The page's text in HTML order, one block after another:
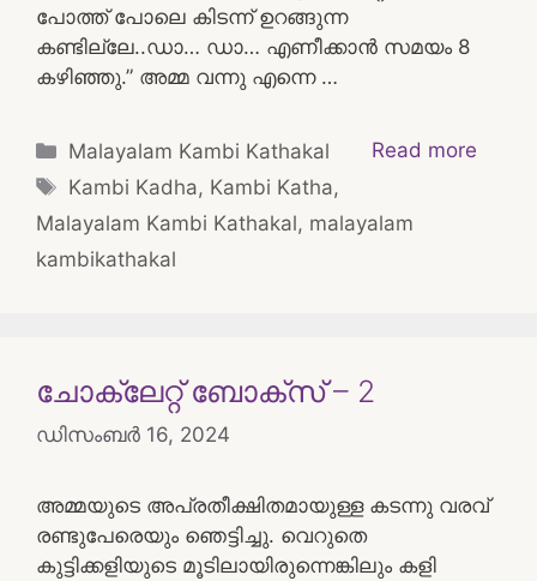
പോത്ത് പോലെ കിടന്ന് ഉറങ്ങുന്ന
കണ്ടില്ലേ..ഡാ… ഡാ… എണീക്കാൻ സമയം 8
കഴിഞ്ഞു.” അമ്മ വന്നു എന്നെ …
Read more
Categories
Malayalam Kambi Kathakal
Tags
Kambi Kadha, Kambi Katha,
Malayalam Kambi Kathakal, malayalam
kambikathakal
ചോക്ലേറ്റ് ബോക്സ് – 2
ഡിസംബർ 16, 2024
അമ്മയുടെ അപ്രതീക്ഷിതമായുള്ള കടന്നു വരവ്
രണ്ടുപേരെയും ഞെട്ടിച്ചു. വെറുതെ
കുട്ടിക്കളിയുടെ മൂടിലായിരുന്നെങ്കിലും കളി